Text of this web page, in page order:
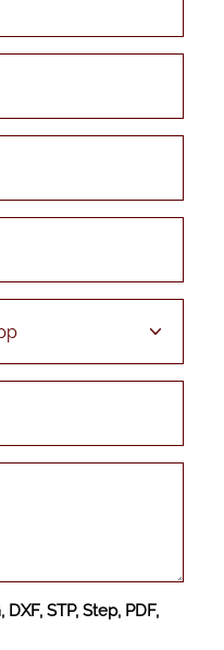
STP, Step, PDF,